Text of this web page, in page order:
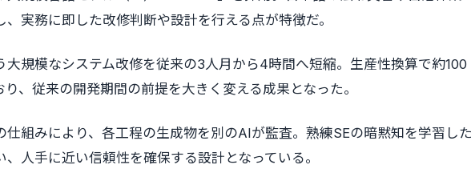
実務に即した改修判断や設計を行える点が特徴だ。
大規模なシステム改修を従来の3人月から4時間へ短縮。生産性換算で約100
、従来の開発期間の前提を大きく変える成果となった。
組みにより、各工程の生成物を別のAIが監査。熟練SEの暗黙知を学習した
人手に近い信頼性を確保する設計となっている。